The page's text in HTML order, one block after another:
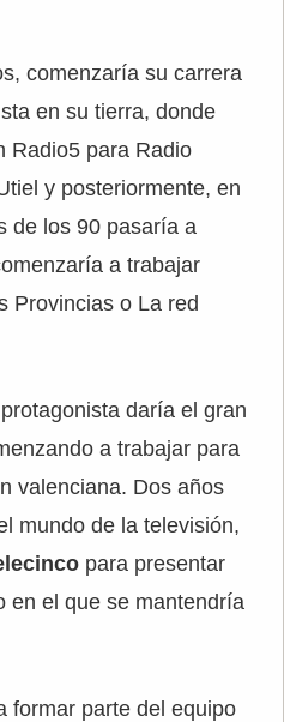
comenzaría su carrera
en su tierra, donde
Radio5 para Radio
y posteriormente, en
de los 90 pasaría a
a trabajar
Provincias o La red
daría el gran
a trabajar para
valenciana. Dos años
mundo de la televisión,
para presentar
en el que se mantendría
formar parte del equipo